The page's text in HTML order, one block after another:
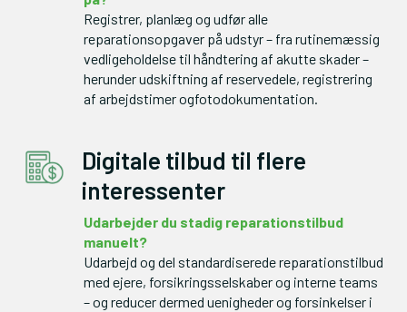
Registrer, planlæg og udfør alle
reparationsopgaver på udstyr – fra rutinemæssig
vedligeholdelse til håndtering af akutte skader –
herunder udskiftning af reservedele, registrering
af arbejdstimer ogfotodokumentation.
Digitale tilbud til flere
interessenter
Udarbejder du stadig reparationstilbud
Udarbejd og del standardiserede reparationstilbud
med ejere, forsikringsselskaber og interne teams
– og reducer dermed uenigheder og forsinkelser i